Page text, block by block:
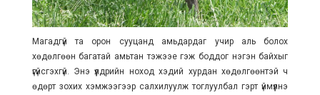
Магадгүй та орон сууцанд амьдардаг учир аль болох
хөдөлгөөн багатай амьтан тэжээе гэж боддог нэгэн байхыг
үгүйсгэхгүй. Энэ үүлдрийн ноход хэдий хурдан хөдөлгөөнтэй ч
өдөрт зохих хэмжээгээр салхилуулж тоглуулбал гэрт үймүүлнэ